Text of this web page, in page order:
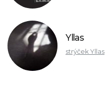
Yllas
strýček Yllas